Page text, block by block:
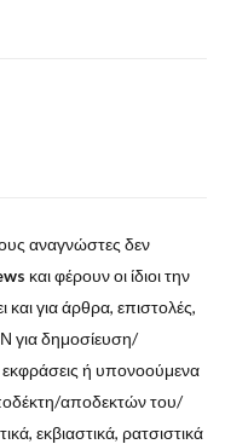
αναγνώστες δεν
και φέρουν οι ίδιοι την
για άρθρα, επιστολές,
για δημοσίευση/
εκφράσεις ή υπονοούμενα
αποδεκτών του/
εκβιαστικά, ρατσιστικά